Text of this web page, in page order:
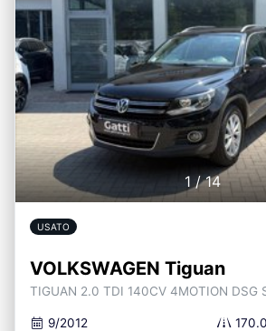
1 /14
USATO
VOLKSWAGEN Tiguan
TIGUAN 2.0 TDI 140CV 4MOTION DSG
9/2012